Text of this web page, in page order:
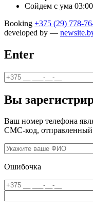
Сойдем с ума 03:00
Booking +375 (29) 778-
developed by —
Enter
Вы
Ваш номер телефона
СМС-код, отправленный
Ошибочка